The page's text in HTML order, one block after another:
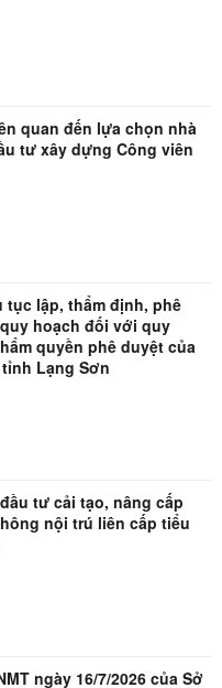
quan đến lựa chọn nhà
tư xây dựng Công viên
tục lập, thẩm định, phê
hoạch đối với quy
quyền phê duyệt của
Lạng Sơn
tư cải tạo, nâng cấp
nội trú liên cấp tiểu
ngày 16/7/2026 của Sở